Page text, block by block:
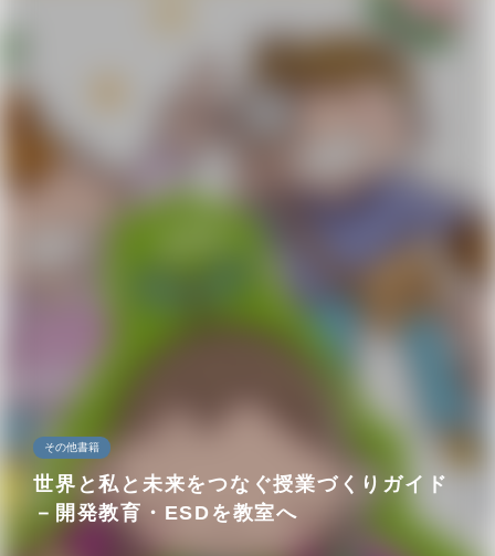
その他書籍
世界と私と未来をつなぐ授業づくりガイド
－開発教育・ESDを教室へ